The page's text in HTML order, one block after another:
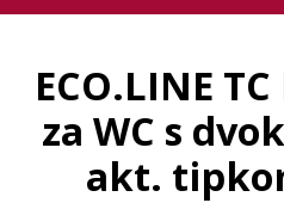
ECO.LINE
za WC s
akt.